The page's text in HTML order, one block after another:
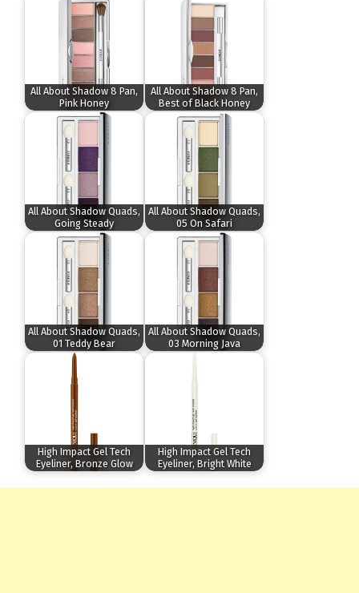
All About Shadow 8 Pan,
Pink Honey
All About Shadow 8 Pan,
Best of Black Honey
All About Shadow Quads,
Going Steady
All About Shadow Quads,
05 On Safari
All About Shadow Quads,
01 Teddy Bear
All About Shadow Quads,
03 Morning Java
High Impact Gel Tech
Eyeliner, Bronze Glow
High Impact Gel Tech
Eyeliner, Bright White